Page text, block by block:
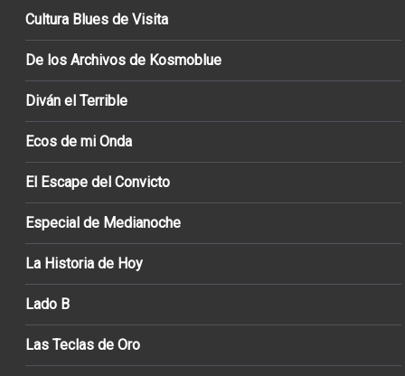
Cultura Blues de Visita
De los Archivos de Kosmoblue
Diván el Terrible
Ecos de mi Onda
El Escape del Convicto
Especial de Medianoche
La Historia de Hoy
Lado B
Las Teclas de Oro